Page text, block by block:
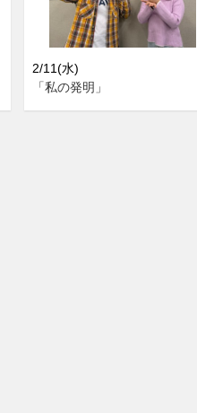
2/11(水)
「私の発明」